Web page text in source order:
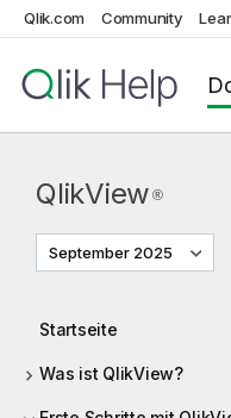
Qlik.com Community
QlikView ®
September 2025
Startseite
Was ist QlikView?